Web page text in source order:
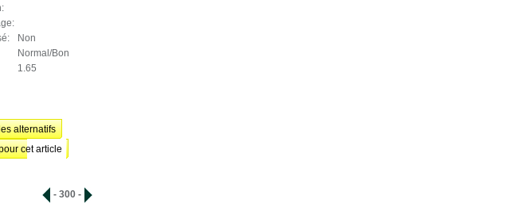
Non
Normal/Bon
1.65
alternatifs
cet article
- 300 -